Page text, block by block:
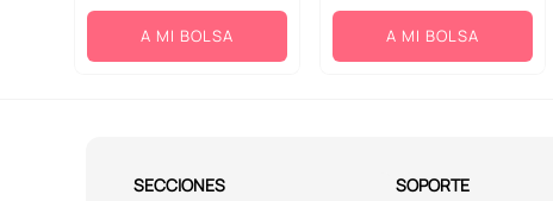
A MI BOLSA A MI BOLSA
SECCIONES SOPORTE